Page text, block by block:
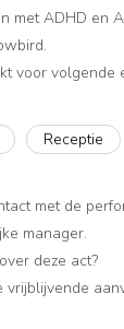
met ADHD en
voor volgende
Receptie
met de
manager.
deze act?
vrijblijvende